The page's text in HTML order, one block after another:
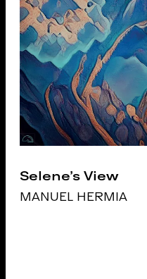
Selene's View
MANUEL HERMIA